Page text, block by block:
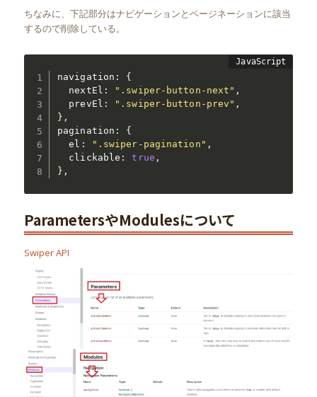
ちなみに、下記部分はナビゲーションとページネーションに該当
するので削除している。
navigation :
{
  nextEl
: ".swiper-button-next" ,
  prevEl
: ".swiper-button-prev" ,
} ,
pagination :
{
  el
: ".swiper-pagination" ,
  clickable
: true ,
} ,
ParametersやModulesについて
Swiper API